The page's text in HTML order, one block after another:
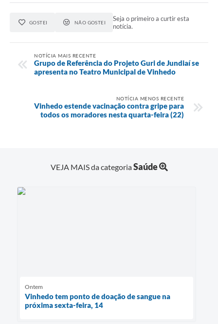
GOSTEI NÃO GOSTEI
Seja o primeiro a curtir esta
notícia.
NOTÍCIA MAIS RECENTE
Grupo de Referência do Projeto Guri de Jundiaí se
apresenta no Teatro Municipal de Vinhedo
NOTÍCIA MENOS RECENTE
Vinhedo estende vacinação contra gripe para
todos os moradores nesta quarta-feira (22)
VEJA MAIS da categoriaSaúde
Ontem
Vinhedo tem ponto de doação de sangue na
próxima sexta-feira, 14